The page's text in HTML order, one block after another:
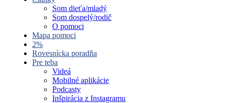
Som dieťa/mladý
Som dospelý/rodič
O pomoci
Mapa pomoci
2%
Rovesnícka poradňa
Pre teba
Videá
Mobilné aplikácie
Podcasty
Inšpirácia z Instagramu